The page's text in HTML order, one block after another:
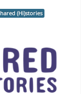
(Hi)stories